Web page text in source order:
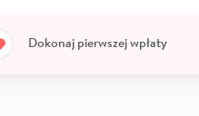
Dokonaj pierwszej wpłaty